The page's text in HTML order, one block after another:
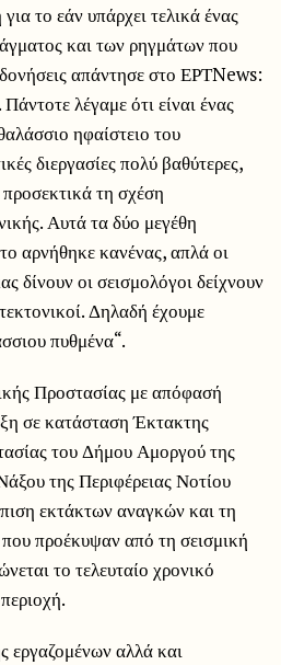
το εάν υπάρχει τελικά ένας
και των ρηγμάτων που
απάντησε στο ΕΡΤNews:
λέγαμε ότι είναι ένας
ηφαίστειο του
διεργασίες πολύ βαθύτερες,
τη σχέση
Αυτά τα δύο μεγέθη
αρνήθηκε κανένας, απλά οι
δίνουν οι σεισμολόγοι δείχνουν
Δηλαδή έχουμε
πυθμένα“.
Προστασίας με απόφασή
σε κατάσταση Έκτακτης
του Δήμου Αμοργού της
της Περιφέρειας Νοτίου
εκτάκτων αναγκών και τη
που προέκυψαν από τη σεισμική
το τελευταίο χρονικό
εργαζομένων αλλά και